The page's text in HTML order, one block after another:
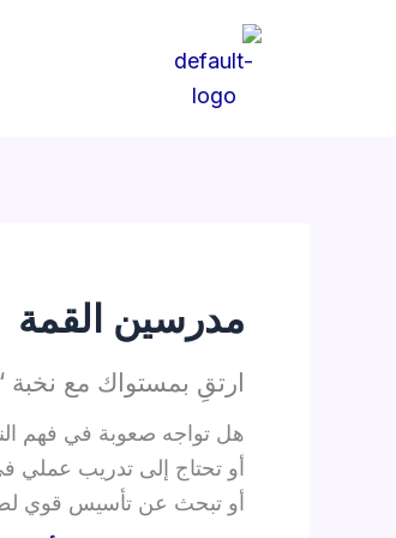
مدرسين القمة
ارتقِ بمستواك مع
هل تواجه صعوبة في فهم
أو تحتاج إلى تدريب عملي
أو تبحث عن تأسيس قوي